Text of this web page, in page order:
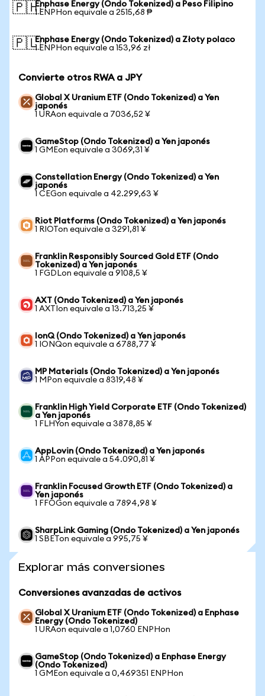
🇵🇭Enphase Energy (Ondo Tokenized) a Peso Filipino
1 ENPHon equivale a 2515,68 ₱
🇵🇱Enphase Energy (Ondo Tokenized) a Złoty polaco
1 ENPHon equivale a 153,96 zł
Convierte otros RWA a JPY
Global X Uranium ETF (Ondo Tokenized) a Yen
japonés
1 URAon equivale a 7036,52 ¥
GameStop (Ondo Tokenized) a Yen japonés
1 GMEon equivale a 3069,31 ¥
Constellation Energy (Ondo Tokenized) a Yen
japonés
1 CEGon equivale a 42.299,63 ¥
Riot Platforms (Ondo Tokenized) a Yen japonés
1 RIOTon equivale a 3291,81 ¥
Franklin Responsibly Sourced Gold ETF (Ondo
Tokenized) a Yen japonés
1 FGDLon equivale a 9108,5 ¥
AXT (Ondo Tokenized) a Yen japonés
1 AXTIon equivale a 13.713,25 ¥
IonQ (Ondo Tokenized) a Yen japonés
1 IONQon equivale a 6788,77 ¥
MP Materials (Ondo Tokenized) a Yen japonés
1 MPon equivale a 8319,48 ¥
Franklin High Yield Corporate ETF (Ondo Tokenized)
a Yen japonés
1 FLHYon equivale a 3878,85 ¥
AppLovin (Ondo Tokenized) a Yen japonés
1 APPon equivale a 54.090,81 ¥
Franklin Focused Growth ETF (Ondo Tokenized) a
Yen japonés
1 FFOGon equivale a 7894,98 ¥
SharpLink Gaming (Ondo Tokenized) a Yen japonés
1 SBETon equivale a 995,75 ¥
Explorar más conversiones
Conversiones avanzadas de activos
Global X Uranium ETF (Ondo Tokenized) a Enphase
Energy (Ondo Tokenized)
1 URAon equivale a 1,0760 ENPHon
GameStop (Ondo Tokenized) a Enphase Energy
(Ondo Tokenized)
1 GMEon equivale a 0,469351 ENPHon